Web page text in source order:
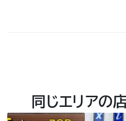
同じエリアの